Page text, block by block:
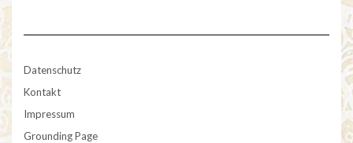
Datenschutz
Kontakt
Impressum
Grounding Page